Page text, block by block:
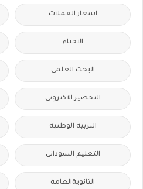
اسعار العملات
الاحياء
البحث العلمى
التحضير الاكترونى
التربية الوطنية
التعليم السودانى
الثانويةالعامة